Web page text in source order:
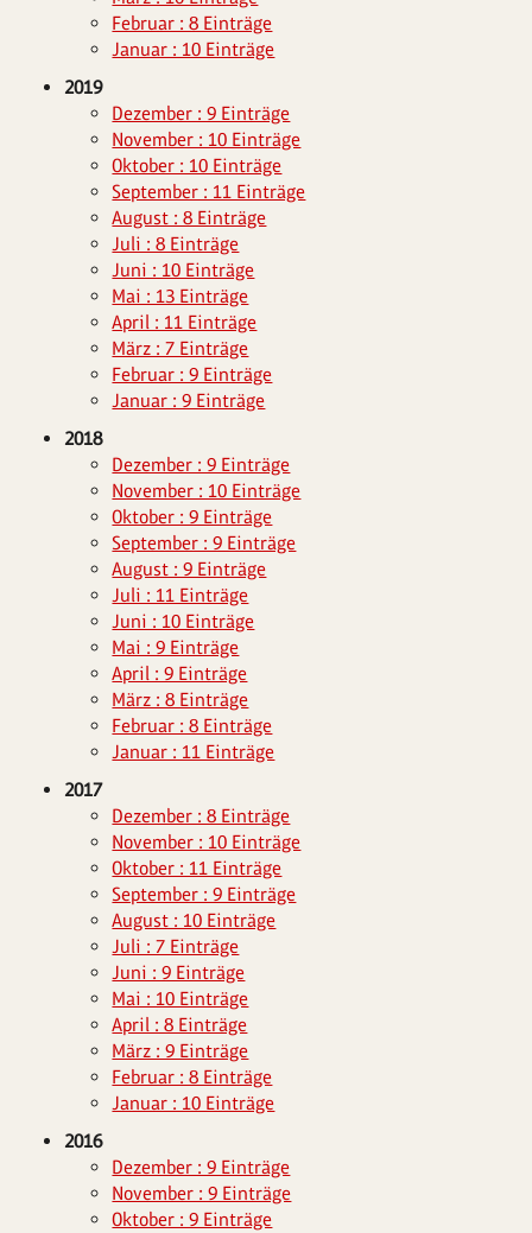
Februar : 8 Einträge
Januar : 10 Einträge
2019
Dezember : 9 Einträge
November : 10 Einträge
Oktober : 10 Einträge
September : 11 Einträge
August : 8 Einträge
Juli : 8 Einträge
Juni : 10 Einträge
Mai : 13 Einträge
April : 11 Einträge
März : 7 Einträge
Februar : 9 Einträge
Januar : 9 Einträge
2018
Dezember : 9 Einträge
November : 10 Einträge
Oktober : 9 Einträge
September : 9 Einträge
August : 9 Einträge
Juli : 11 Einträge
Juni : 10 Einträge
Mai : 9 Einträge
April : 9 Einträge
März : 8 Einträge
Februar : 8 Einträge
Januar : 11 Einträge
2017
Dezember : 8 Einträge
November : 10 Einträge
Oktober : 11 Einträge
September : 9 Einträge
August : 10 Einträge
Juli : 7 Einträge
Juni : 9 Einträge
Mai : 10 Einträge
April : 8 Einträge
März : 9 Einträge
Februar : 8 Einträge
Januar : 10 Einträge
2016
Dezember : 9 Einträge
November : 9 Einträge
Oktober : 9 Einträge